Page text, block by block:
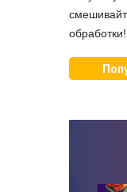
обработки!